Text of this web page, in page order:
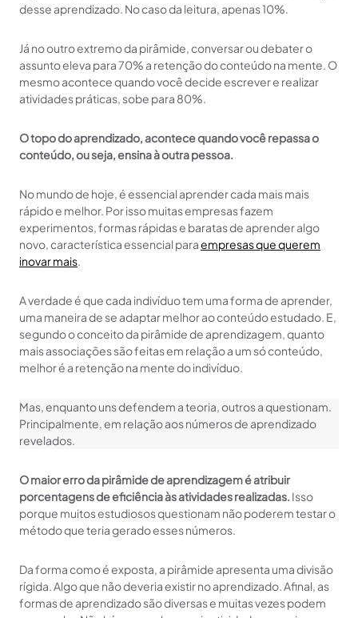
desse aprendizado. No caso da leitura, apenas 10%.
Já no outro extremo da pirâmide, conversar ou debater o
assunto eleva para 70% a retenção do conteúdo na mente. O
mesmo acontece quando você decide escrever e realizar
atividades práticas, sobe para 80%.
O topo do aprendizado, acontece quando você repassa o
conteúdo, ou seja, ensina à outra pessoa.
No mundo de hoje, é essencial aprender cada mais mais
rápido e melhor. Por isso muitas empresas fazem
experimentos, formas rápidas e baratas de aprender algo
novo, característica essencial paraempresas que querem
inovar mais.
A verdade é que cada indivíduo tem uma forma de aprender,
uma maneira de se adaptar melhor ao conteúdo estudado. E,
segundo o conceito da pirâmide de aprendizagem, quanto
mais associações são feitas em relação a um só conteúdo,
melhor é a retenção na mente do indivíduo.
Mas, enquanto uns defendem a teoria, outros a questionam.
Principalmente, em relação aos números de aprendizado
revelados.
O maior erro da pirâmide de aprendizagem é atribuir
porcentagens de eficiência às atividades realizadas. Isso
porque muitos estudiosos questionam não poderem testar o
método que teria gerado esses números.
Da forma como é exposta, a pirâmide apresenta uma divisão
rígida. Algo que não deveria existir no aprendizado. Afinal, as
formas de aprendizado são diversas e muitas vezes podem